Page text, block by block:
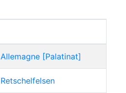
Allemagne [Palatinat]
Retschelfelsen